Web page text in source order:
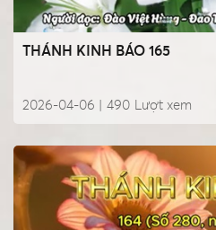
THÁNH KINH BÁO 165
2026-04-06 | Lượt xem
490